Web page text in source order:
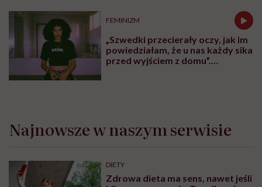
FEMINIZM
„Szwedki przecierały oczy, jak im
powiedziałam, że u nas każdy sika
przed wyjściem z domu”.
Najnowsze w naszym serwisie
DIETY
Zdrowa dieta ma sens, nawet jeśli